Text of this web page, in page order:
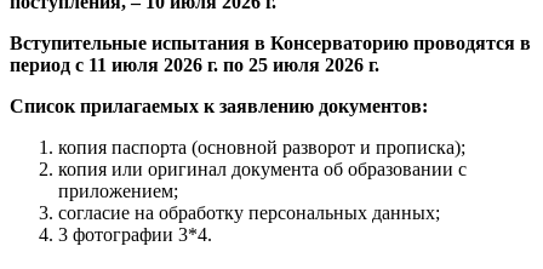
Вступительные испытания в Консерваторию проводятся в
период с 11 июля 2026 г. по 25 июля 2026 г.
Список прилагаемых к заявлению документов:
копия паспорта (основной разворот и прописка);
копия или оригинал документа об образовании с
приложением;
согласие на обработку персональных данных;
3 фотографии 3*4.